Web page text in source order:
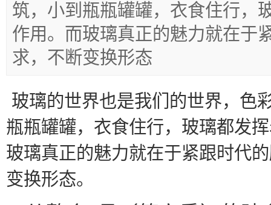
筑，小到瓶瓶罐罐，衣食住行，
作用。而玻璃真正的魅力就在于
求，不断变换形态
玻璃的世界也是我们的世界，色
瓶瓶罐罐，衣食住行，玻璃都发
玻璃真正的魅力就在于紧跟时代
变换形态。